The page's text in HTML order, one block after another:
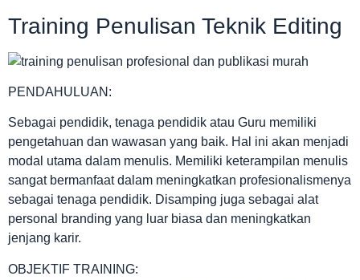
Training Penulisan Teknik Editing
PENDAHULUAN:
Sebagai pendidik, tenaga pendidik atau Guru memiliki
pengetahuan dan wawasan yang baik. Hal ini akan menjadi
modal utama dalam menulis. Memiliki keterampilan menulis
sangat bermanfaat dalam meningkatkan profesionalismenya
sebagai tenaga pendidik. Disamping juga sebagai alat
personal branding yang luar biasa dan meningkatkan
jenjang karir.
OBJEKTIF TRAINING: